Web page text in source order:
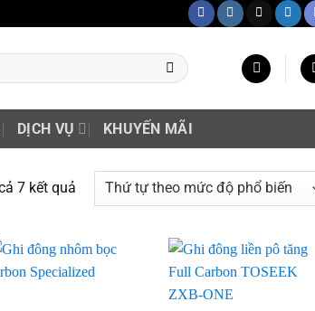
DỊCH VỤ KHUYẾN MÃI
7 kết quả